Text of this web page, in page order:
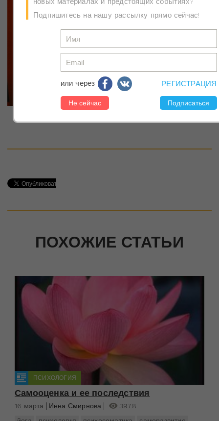
ПОХОЖИЕ СТАТЬИ
ПСИХОЛОГИЯ
Самооценка и ее последствия
16 марта Инна Смирнова
3978
Подпишитесь на нашу рассылку прямо сейчас!
или через РЕГИСТРАЦИЯ